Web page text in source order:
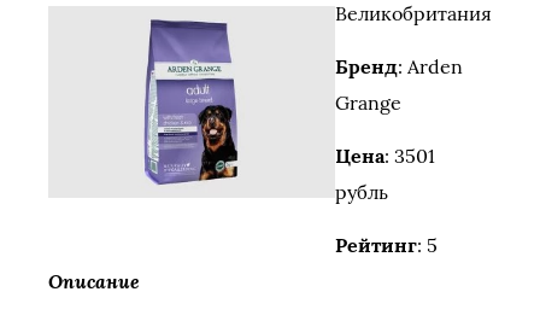
Великобритания
Бренд: Arden
Grange
Цена: 3501
рубль
Рейтинг: 5
Описание